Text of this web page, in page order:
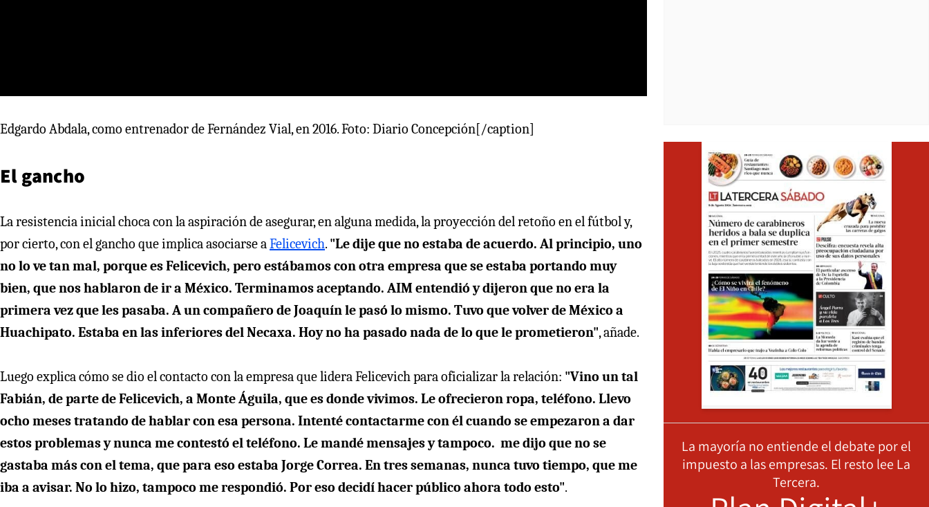
Edgardo Abdala, como entrenador de Fernández Vial, en 2016. Foto: Diario Concepción[/caption]
El gancho
La resistencia inicial choca con la aspiración de asegurar, en alguna medida, la proyección del retoño en el fútbol y,
por cierto, con el gancho que implica asociarse aFelicevich. "Le dije que no estaba de acuerdo. Al principio, uno
no lo ve tan mal, porque es Felicevich, pero estábamos con otra empresa que se estaba portando muy
bien, que nos hablaron de ir a México. Terminamos aceptando. AIM entendió y dijeron que no era la
primera vez que les pasaba. A un compañero de Joaquín le pasó lo mismo. Tuvo que volver de México a
Huachipato. Estaba en las inferiores del Necaxa. Hoy no ha pasado nada de lo que le prometieron", añade.
Luego explica cómo se dio el contacto con la empresa que lidera Felicevich para oficializar la relación: "Vino un tal
Fabián, de parte de Felicevich, a Monte Águila, que es donde vivimos. Le ofrecieron ropa, teléfono. Llevo
ocho meses tratando de hablar con esa persona. Intenté contactarme con él cuando se empezaron a dar
estos problemas y nunca me contestó el teléfono. Le mandé mensajes y tampoco. me dijo que no se
gastaba más con el tema, que para eso estaba Jorge Correa. En tres semanas, nunca tuvo tiempo, que me
iba a avisar. No lo hizo, tampoco me respondió. Por eso decidí hacer público ahora todo esto".
La mayoría no entiende el debate por el
impuesto a las empresas. El resto lee La
Tercera.